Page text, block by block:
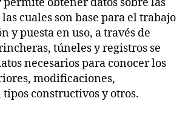
cuales son base para el trabajo
y puesta en uso, a través de
túneles y registros se
necesarios para conocer los
modificaciones,
constructivos y otros.